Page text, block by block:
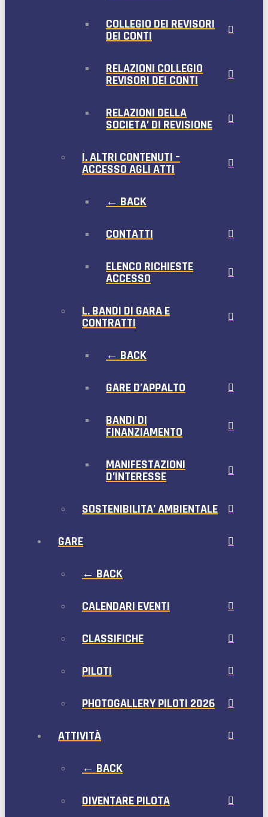
COLLEGIO DEI REVISORI
DEI CONTI
RELAZIONI COLLEGIO
REVISORI DEI CONTI
RELAZIONI DELLA
SOCIETA’ DI REVISIONE
I. ALTRI CONTENUTI –
ACCESSO AGLI ATTI
← BACK
CONTATTI
ELENCO RICHIESTE
ACCESSO
L. BANDI DI GARA E
CONTRATTI
← BACK
GARE D’APPALTO
BANDI DI
FINANZIAMENTO
MANIFESTAZIONI
D’INTERESSE
SOSTENIBILITA’ AMBIENTALE
GARE
← BACK
CALENDARI EVENTI
CLASSIFICHE
PILOTI
PHOTOGALLERY PILOTI 2026
ATTIVITÀ
← BACK
DIVENTARE PILOTA